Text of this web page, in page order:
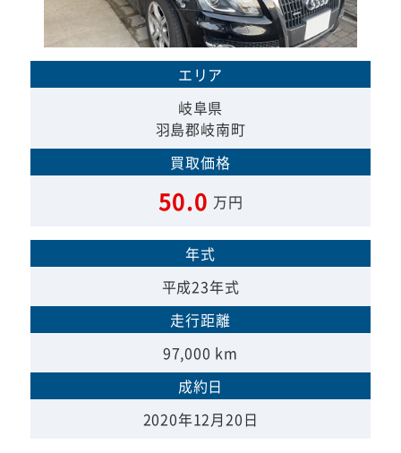
エリア
岐阜県
羽島郡岐南町
買取価格
50.0 万円
年式
平成23年式
走行距離
97,000 km
成約日
2020年12月20日